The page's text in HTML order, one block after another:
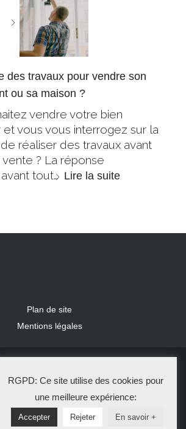
des travaux pour vendre son
ou sa maison ?
vendre votre bien
et vous vous interrogez sur la
réaliser des travaux avant
vente ? La réponse
tout… Lire la suite
Plan de site
Mentions légales
La Solution Immo
RGPD: Ce site utilise des cookies pour
une meilleure expérience:
Accepter Rejeter En savoir +